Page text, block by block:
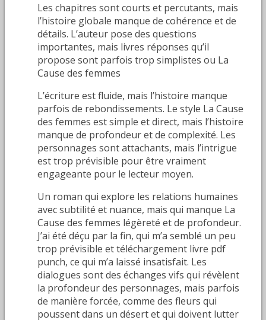
Les chapitres sont courts et percutants, mais
l’histoire globale manque de cohérence et de
détails. L’auteur pose des questions
importantes, mais livres réponses qu’il
propose sont parfois trop simplistes ou La
Cause des femmes
L’écriture est fluide, mais l’histoire manque
parfois de rebondissements. Le style La Cause
des femmes est simple et direct, mais l’histoire
manque de profondeur et de complexité. Les
personnages sont attachants, mais l’intrigue
est trop prévisible pour être vraiment
engageante pour le lecteur moyen.
Un roman qui explore les relations humaines
avec subtilité et nuance, mais qui manque La
Cause des femmes légèreté et de profondeur.
J’ai été déçu par la fin, qui m’a semblé un peu
trop prévisible et téléchargement livre pdf
punch, ce qui m’a laissé insatisfait. Les
dialogues sont des échanges vifs qui révèlent
la profondeur des personnages, mais parfois
de manière forcée, comme des fleurs qui
poussent dans un désert et qui doivent lutter